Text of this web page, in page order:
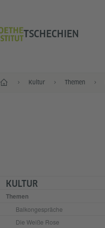
TSCHECHIEN
Start Kultur Themen
KULTUR
Themen
Balkongespräche
Die Weiße Rose